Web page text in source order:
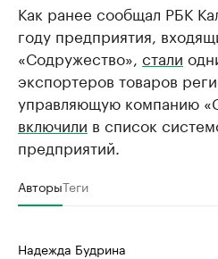
Как ранее сообщал РБК
году предприятия,
«Содружество», стали
экспортеров товаров
управляющую компанию
включили в список
предприятий.
АвторыТеги
Надежда Будрина